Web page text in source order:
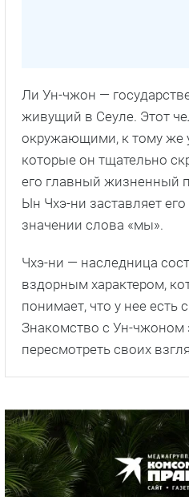
Ли Ун-чжон —
живущий в Сеуле. Этот
окружающими, к тому же
которые он тщательно
его главный жизненный
Ын Чхэ-ни заставляет
значении слова «мы».
Чхэ-ни — наследница
вздорным характером,
понимает, что у нее есть
Знакомство с Ун-чжоном
пересмотреть своих